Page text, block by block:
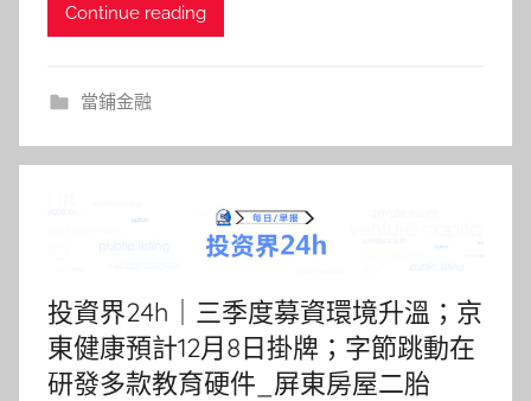
Continue reading
當鋪金融
投資界24h｜三季度募資環境升溫；京
東健康預計12月8日掛牌；字節跳動在
研發多款教育硬件_屏東房屋二胎